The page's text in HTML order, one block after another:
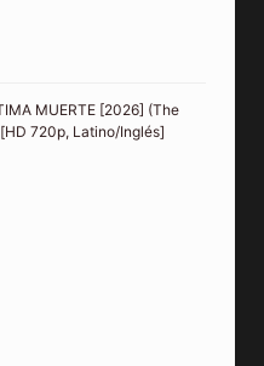
MUERTE [2026] (The
720p, Latino/Inglés]